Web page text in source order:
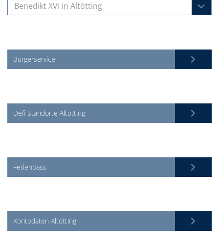
Benedikt XVI in Altötting
Bürgerservice
Defi Standorte Altötting
Ferienpass
Kontodaten Altötting